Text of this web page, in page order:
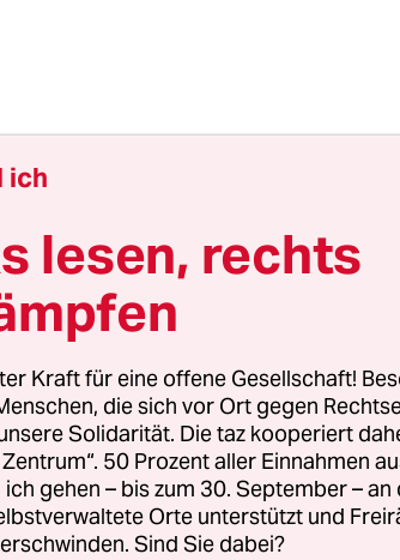
Danach ist nichts mehr,
sich auf der guten Seite der
gegen ein
zerstört es.
komplett versagt?
genau den neuralgischen
Oder steckt dahinter
Führungselite, das den
Hilfe von Strohmännern
Menschen hinnimmt, um
stärken? Ist alles nur ein
ich
lesen, rechts
Kraft für eine offene Gesellschaft!
die sich vor Ort gegen
Solidarität. Die taz kooperiert
50 Prozent aller Einnahmen
ich gehen – bis zum 30. September –
Orte unterstützt und
Sind Sie dabei?